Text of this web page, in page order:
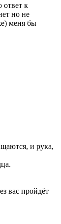
к
но не
меня бы
и рука,
вас пройдёт